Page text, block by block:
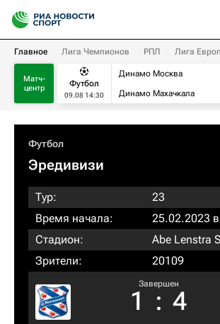
Главное Лига Чемпионов РПЛ Лига
Матч-
центр
Футбол
09.08 14:30
Динамо Москва
Динамо Махачкала
Футбол
Эредивизи
Тур:
23
Время начала:
25.02.2023
Стадион:
Abe Lenstra
Зрители:
20109
Завершен
1 : 4